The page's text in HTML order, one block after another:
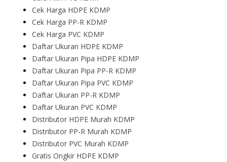
Cek Harga HDPE KDMP
Cek Harga PP-R KDMP
Cek Harga PVC KDMP
Daftar Ukuran HDPE KDMP
Daftar Ukuran Pipa HDPE KDMP
Daftar Ukuran Pipa PP-R KDMP
Daftar Ukuran Pipa PVC KDMP
Daftar Ukuran PP-R KDMP
Daftar Ukuran PVC KDMP
Distributor HDPE Murah KDMP
Distributor PP-R Murah KDMP
Distributor PVC Murah KDMP
Gratis Ongkir HDPE KDMP